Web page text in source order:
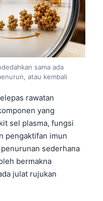
sama ada
atau kembali
rawatan
yang
sel plasma, fungsi
pengaktifan imun
sederhana
bermakna
julat rujukan